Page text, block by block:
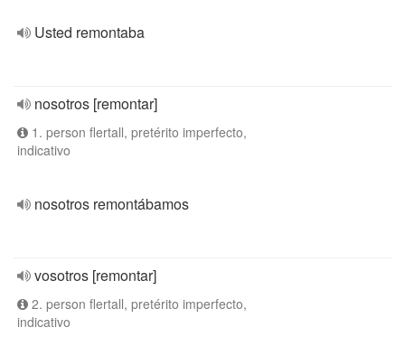
Usted remontaba
nosotros [remontar]
1. person flertall, pretérito imperfecto,
indicativo
nosotros remontábamos
vosotros [remontar]
2. person flertall, pretérito imperfecto,
indicativo